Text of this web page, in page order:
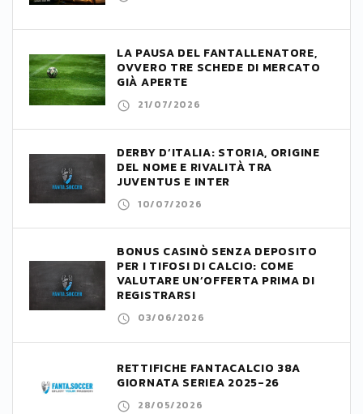
LA PAUSA DEL FANTALLENATORE,
OVVERO TRE SCHEDE DI MERCATO
GIÀ APERTE
21/07/2026
DERBY D’ITALIA: STORIA, ORIGINE
DEL NOME E RIVALITÀ TRA
JUVENTUS E INTER
10/07/2026
BONUS CASINÒ SENZA DEPOSITO
PER I TIFOSI DI CALCIO: COME
VALUTARE UN’OFFERTA PRIMA DI
REGISTRARSI
03/06/2026
RETTIFICHE FANTACALCIO 38A
GIORNATA SERIEA 2025-26
28/05/2026